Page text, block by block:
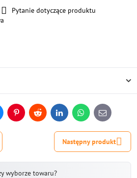
Pytanie dotyczące produktu
PinterestReddit LinkedInWhatsApp
E-
mail
Następny produkt
wyborze towaru?